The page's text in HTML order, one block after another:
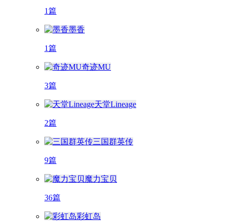
1篇
墨香
1篇
奇迹MU
3篇
天堂Lineage
2篇
三国群英传
9篇
魔力宝贝
36篇
彩虹岛